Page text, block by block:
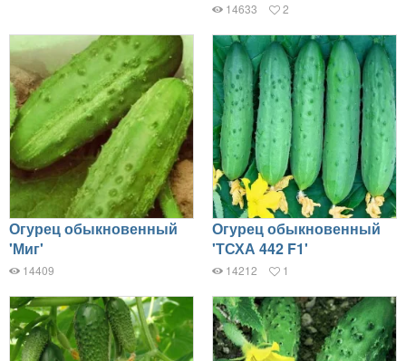
14633 2
Огурец обыкновенный
'Миг'
14409
Огурец обыкновенный
'ТСХА 442 F1'
14212 1